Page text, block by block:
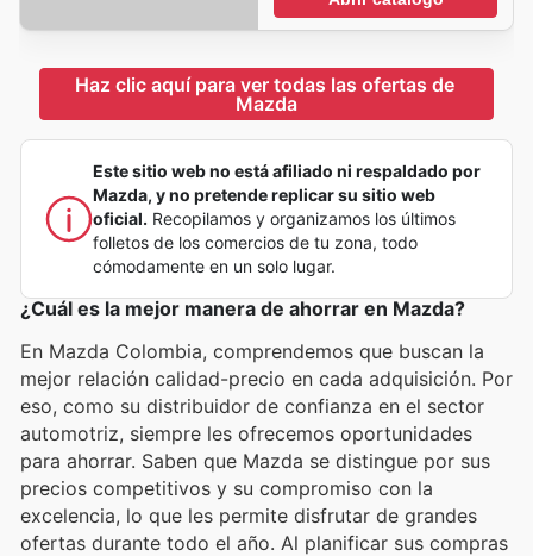
Haz clic aquí para ver todas las ofertas de
Mazda
Este sitio web no está afiliado ni respaldado por
Mazda, y no pretende replicar su sitio web
oficial. Recopilamos y organizamos los últimos
folletos de los comercios de tu zona, todo
cómodamente en un solo lugar.
¿Cuál es la mejor manera de ahorrar en Mazda?
En Mazda Colombia, comprendemos que buscan la
mejor relación calidad-precio en cada adquisición. Por
eso, como su distribuidor de confianza en el sector
automotriz, siempre les ofrecemos oportunidades
para ahorrar. Saben que Mazda se distingue por sus
precios competitivos y su compromiso con la
excelencia, lo que les permite disfrutar de grandes
ofertas durante todo el año. Al planificar sus compras